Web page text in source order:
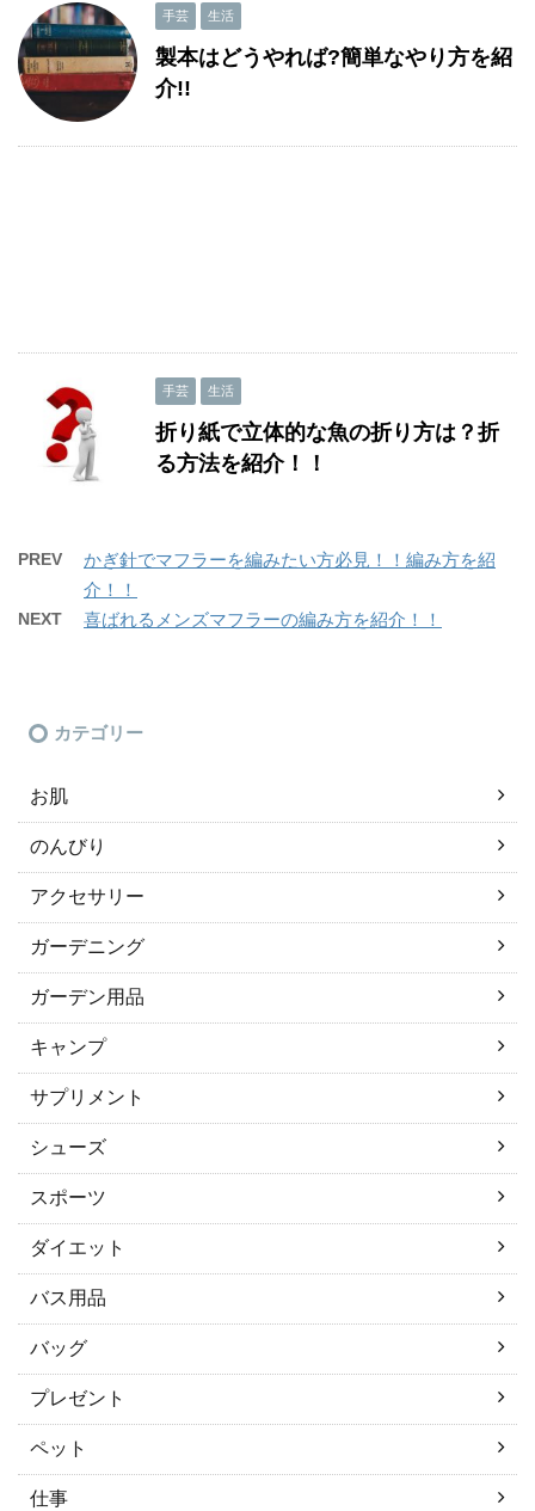
手芸 生活
製本はどうやれば?簡単なやり方を紹
介!!
手芸 生活
折り紙で立体的な魚の折り方は？折
る方法を紹介！！
PREV
かぎ針でマフラーを編みたい方必見！！編み方を紹
介！！
NEXT 喜ばれるメンズマフラーの編み方を紹介！！
カテゴリー
お肌
のんびり
アクセサリー
ガーデニング
ガーデン用品
キャンプ
サプリメント
シューズ
スポーツ
ダイエット
バス用品
バッグ
プレゼント
ペット
仕事